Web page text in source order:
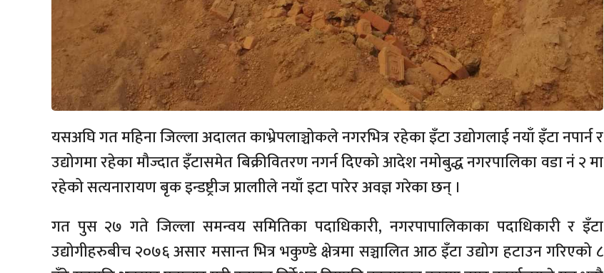
यसअघि गत महिना जिल्ला अदालत काभ्रेपलाञ्चोकले नगरभित्र रहेका इँटा उद्योगलाई नयाँ इँटा नपार्न र
उद्योगमा रहेका मौज्दात इँटासमेत बिक्रीवितरण नगर्न दिएको आदेश नमोबुद्ध नगरपालिका वडा नं २ मा
रहेको सत्यनारायण बृक इन्डष्ट्रीज प्रालाीले नयाँ इटा पारेर अवज्ञ गरेका छन् ।
गत पुस २७ गते जिल्ला समन्वय समितिका पदाधिकारी, नगरपापालिकाका पदाधिकारी र इँटा
उद्योगीहरुबीच २०७६ असार मसान्त भित्र भकुण्डे क्षेत्रमा सञ्चालित आठ इँटा उद्योग हटाउन गरिएको ८